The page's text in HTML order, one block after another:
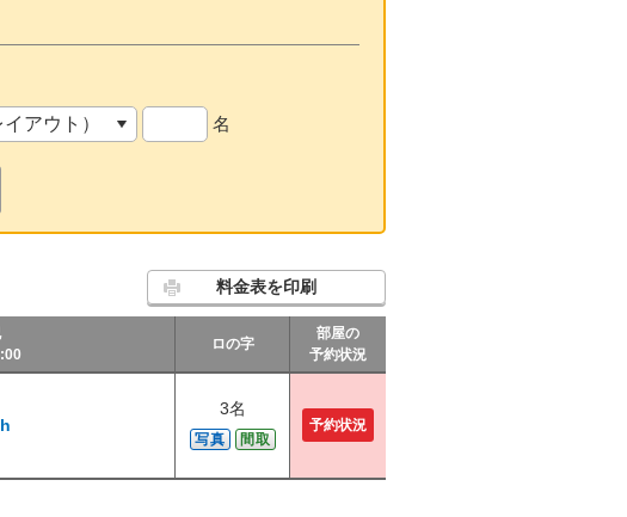
名
料金表を印刷
ロの字
部屋の
予約状況
3名
写真 間取
予約状況